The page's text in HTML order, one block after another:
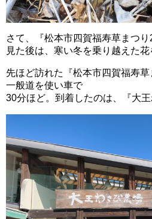
さて、『松本市四賀福寿草まつ
見た後は、寒い冬を乗り越えた花
先ほど訪れた『松本市四賀福寿
一般道を使い車で
30分ほど。到着したのは、『大王